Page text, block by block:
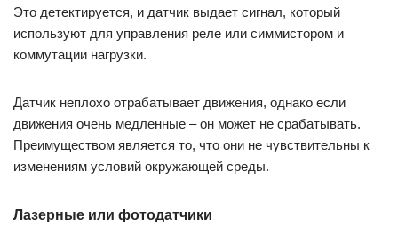
Это детектируется, и датчик выдает сигнал, который
используют для управления реле или симмистором и
коммутации нагрузки.
Датчик неплохо отрабатывает движения, однако если
движения очень медленные – он может не срабатывать.
Преимуществом является то, что они не чувствительны к
изменениям условий окружающей среды.
Лазерные или фотодатчики